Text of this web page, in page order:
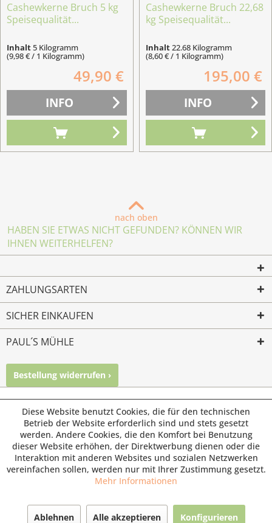
Cashewkerne Bruch 5 kg
Speisequalität...
Inhalt5 Kilogramm
(9,98 € / 1 Kilogramm)
49,90 €
INFO
Cashewkerne Bruch 22,68
kg Speisequalität...
Inhalt22.68 Kilogramm
(8,60 € / 1 Kilogramm)
195,00 €
INFO
nach oben
HABEN SIE ETWAS NICHT GEFUNDEN? KÖNNEN WIR
IHNEN WEITERHELFEN?
ZAHLUNGSARTEN
SICHER EINKAUFEN
PAUL´S MÜHLE
Bestellung widerrufen ›
© Paul's Mühle | Inhaber: Christof Paul e.K. | Westring 2 |
45659 Recklinghausen
Fax: 02361 -28831 | E-Mail: info@pauls-muehle.de
Diese Website benutzt Cookies, die für den technischen
Betrieb der Website erforderlich sind und stets gesetzt
werden. Andere Cookies, die den Komfort bei Benutzung
dieser Website erhöhen, der Direktwerbung dienen oder die
Interaktion mit anderen Websites und sozialen Netzwerken
vereinfachen sollen, werden nur mit Ihrer Zustimmung gesetzt.
Mehr Informationen
Ablehnen Alle akzeptieren Konfigurieren